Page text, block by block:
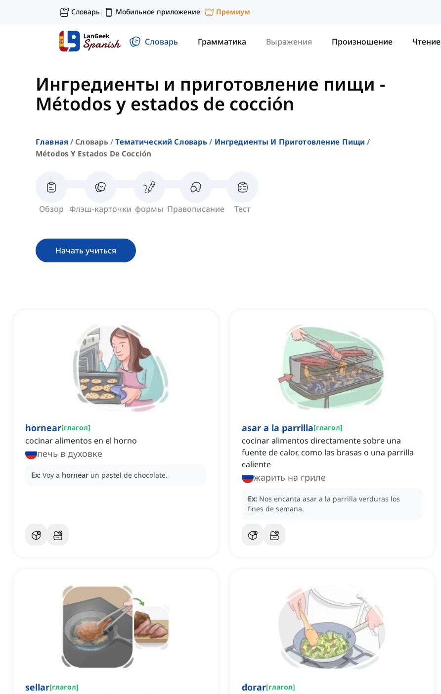
Словарь| Мобильное приложение| Премиум
Словарь Грамматика Выражения Произношение Чтение
Ингредиенты и приготовление пищи -
Métodos y estados de cocción
Главная Словарь Тематический Словарь
Ингредиенты И Приготовление Пищи
Métodos Y Estados De Cocción
Обзор Флэш-карточки формы Правописание Тест
Начать учиться
hornear[глагол]
cocinar alimentos en el horno
печь в духовке
Ex: Voy a hornear un pastel de chocolate.
asar a la parrilla[глагол]
cocinar alimentos directamente sobre una
fuente de calor, como las brasas o una parrilla
caliente
жарить на гриле
Ex: Nos encanta asar a la parrilla verduras los
fines de semana.
sellar[глагол] dorar[глагол]